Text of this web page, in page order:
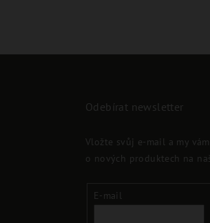
Odebírat newsletter
Vložte svůj e-mail a my
o nových produktech na
E-mail